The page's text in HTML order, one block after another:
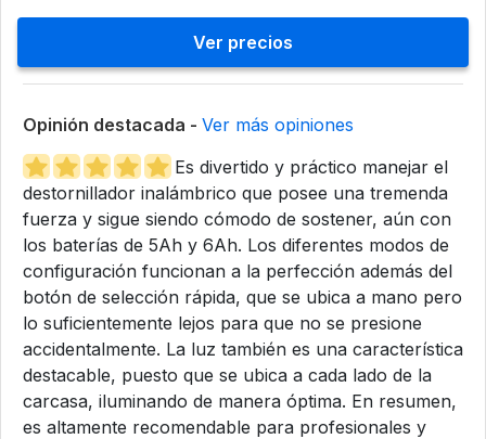
Ver precios
Opinión destacada - Ver más opiniones
Es divertido y práctico manejar el
destornillador inalámbrico que posee una tremenda
fuerza y sigue siendo cómodo de sostener, aún con
los baterías de 5Ah y 6Ah. Los diferentes modos de
configuración funcionan a la perfección además del
botón de selección rápida, que se ubica a mano pero
lo suficientemente lejos para que no se presione
accidentalmente. La luz también es una característica
destacable, puesto que se ubica a cada lado de la
carcasa, iluminando de manera óptima. En resumen,
es altamente recomendable para profesionales y